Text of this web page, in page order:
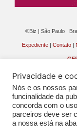
©Biz | São Paulo |
Expediente | Contato |
Privacidade e
Nós e os nossos
funcinalidade da
concorda com o
parceiros deve ser
a nossa está na